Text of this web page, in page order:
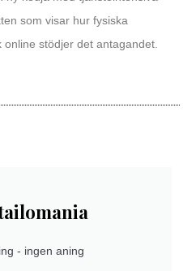
som visar hur fysiska
stödjer det antagandet.
- ingen aning